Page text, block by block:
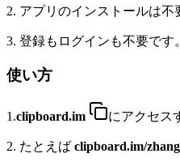
2. アプリのインストールは不
3. 登録もログインも不要です。
使い方
1.clipboard.im にアクセス
2. たとえば clipboard.im/